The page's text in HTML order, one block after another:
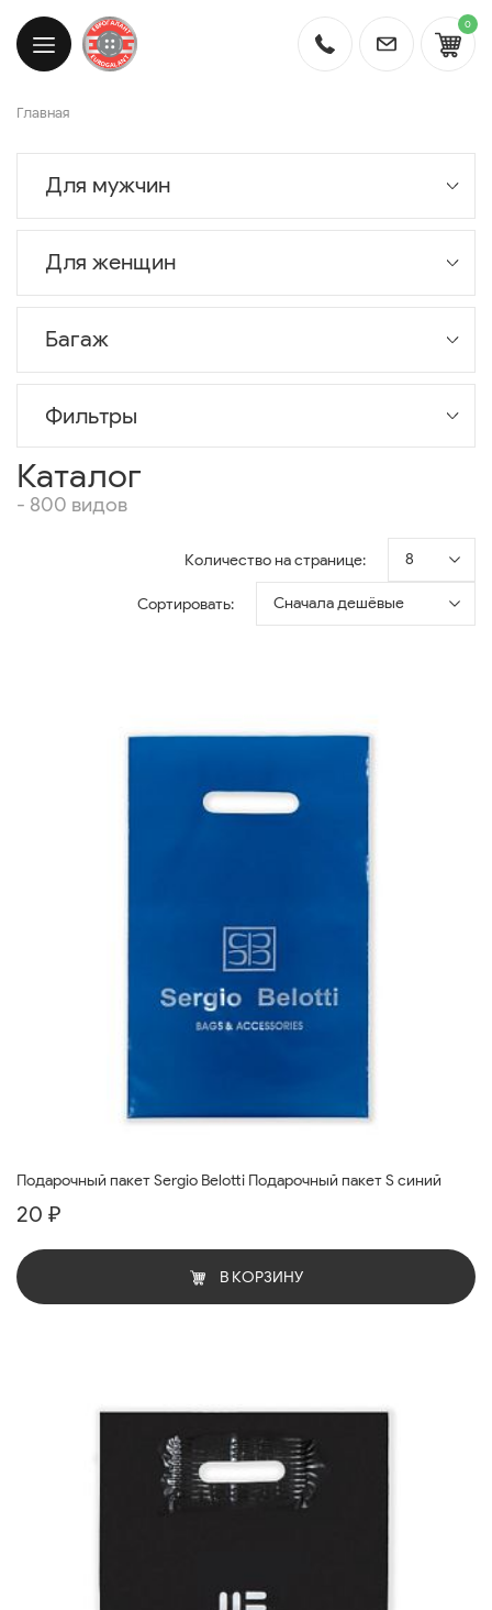
0
Главная
Для мужчин
Для женщин
Багаж
Фильтры
Каталог
- 800 видов
Количество на странице: 8
Сортировать: Сначала дешёвые
Подарочный пакет Sergio Belotti Подарочный пакет S синий
20 ₽
В КОРЗИНУ